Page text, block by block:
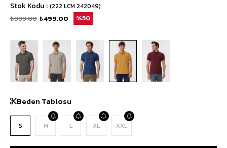
Stok Kodu (222 LCM 242049)
₺999,00 ₺499,00 50
Beden Tablosu
S M L XL XXL